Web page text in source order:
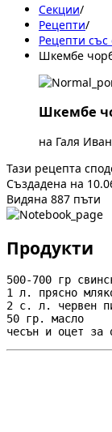
Секции/
Рецепти/
Рецепти със
Шкембе
Шкембе
на Галя
Тази рецепта
Създадена на
Видяна 887 пъти
Продукти
500-700 гр
1 л. прясно
2 с. л. червен
50 гр. масло
чесън и оцет за